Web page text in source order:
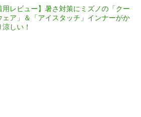
用レビュー】暑さ対策にミズノの「クー
ェア」＆「アイスタッチ」インナーがか
涼しい！